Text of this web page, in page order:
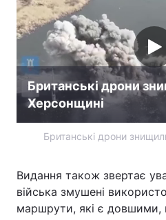
Британські дрони
Херсонщині
Британські дрони
Видання також звертає
війська змушені
маршрути, які є довшими,